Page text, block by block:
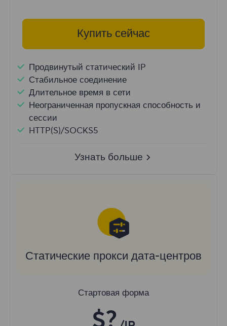
Купить сейчас
Продвинутый статический IP
Стабильное соединение
Длительное время в сети
Неограниченная пропускная способность и
сессии
HTTP(S)/SOCKS5
Узнать больше
Статические прокси дата-центров
Стартовая форма